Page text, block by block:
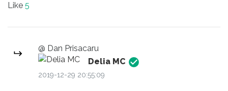
responsabili, șefii.
2. Spitalul are protocoale adecvate dar
cineva a decis să le ignore. Acel cineva e
Like 5
@ Dan Prisacaru
Delia MC
2019-12-29 20:55:09